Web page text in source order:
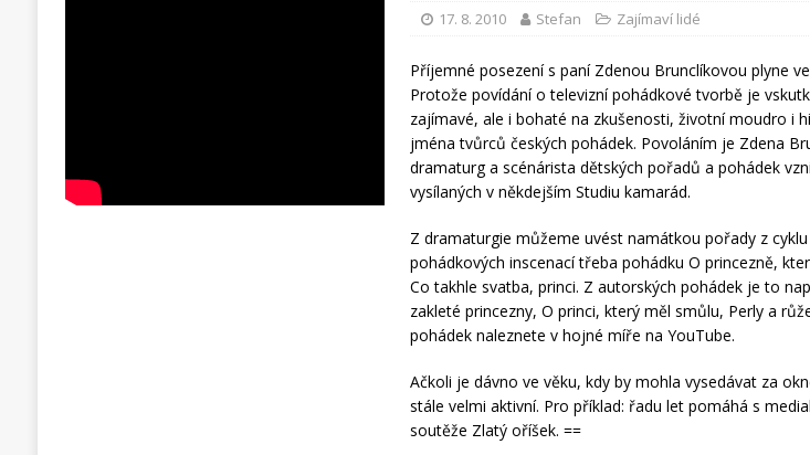
17. 8. 2010 Stefan Zajímaví lidé
Příjemné posezení s paní Zdenou Brunclíkovou plyne
Protože povídání o televizní pohádkové tvorbě je
zajímavé, ale i bohaté na zkušenosti, životní moudro i
jména tvůrců českých pohádek. Povoláním je Zdena
dramaturg a scénárista dětských pořadů a pohádek
vysílaných v někdejším Studiu kamarád.
Z dramaturgie můžeme uvést namátkou pořady z
pohádkových inscenací třeba pohádku O princezně,
Co takhle svatba, princi. Z autorských pohádek je to
zakleté princezny, O princi, který měl smůlu, Perly a
pohádek naleznete v hojné míře na YouTube.
Ačkoli je dávno ve věku, kdy by mohla vysedávat za
stále velmi aktivní. Pro příklad: řadu let pomáhá s
soutěže Zlatý oříšek. ==